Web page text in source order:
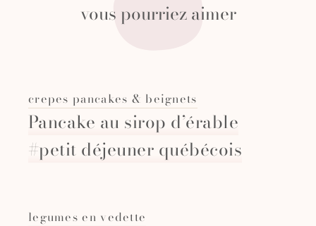
vous pourriez aimer
crepes pancakes & beignets
Pancake au sirop d’érable
#petit déjeuner québécois
legumes en vedette